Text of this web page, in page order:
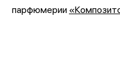
парфюмерии